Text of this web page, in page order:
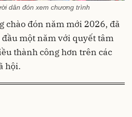
dân đón xem chương trình
chào đón năm mới 2026, đã
một năm với quyết tâm
thành công hơn trên các
hội.